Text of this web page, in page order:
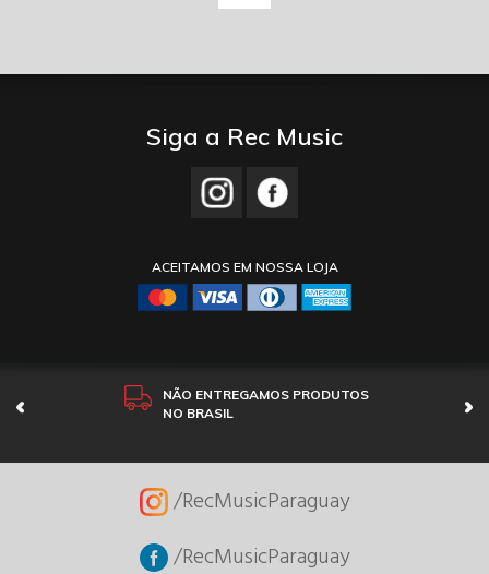
Siga a Rec Music
ACEITAMOS EM NOSSA LOJA
NÃO ENTREGAMOS PRODUTOS
NO BRASIL
/RecMusicParaguay
/RecMusicParaguay